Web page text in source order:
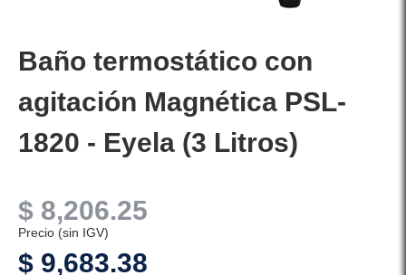
Baño termostático con
agitación Magnética PSL-
1820 - Eyela (3 Litros)
$ 8,206.25
Precio (sin IGV)
$ 9,683.38